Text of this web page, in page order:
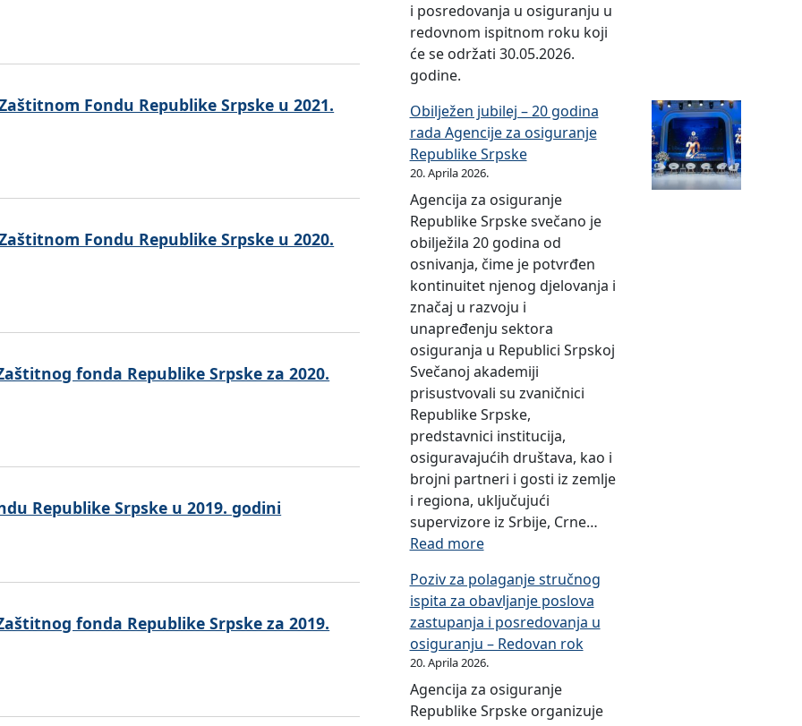
Fondu Republike Srpske u 2021.
Fondu Republike Srpske u 2020.
fonda Republike Srpske za 2020.
Republike Srpske u 2019. godini
fonda Republike Srpske za 2019.
i posredovanja u osiguranju u
redovnom ispitnom roku koji
će se održati 30.05.2026.
godine.
Obilježen jubilej – 20 godina
rada Agencije za osiguranje
Republike Srpske
20. Aprila 2026.
Agencija za osiguranje
Republike Srpske svečano je
obilježila 20 godina od
osnivanja, čime je potvrđen
kontinuitet njenog djelovanja i
značaj u razvoju i
unapređenju sektora
osiguranja u Republici Srpskoj
Svečanoj akademiji
prisustvovali su zvaničnici
Republike Srpske,
predstavnici institucija,
osiguravajućih društava, kao i
brojni partneri i gosti iz zemlje
i regiona, uključujući
supervizore iz Srbije, Crne…
Read more:
b
i
l
j
e
ž
e
Poziv za polaganje stručnog
ispita za obavljanje poslova
zastupanja i posredovanja u
osiguranju – Redovan rok
20. Aprila 2026.
Agencija za osiguranje
Republike Srpske organizuje